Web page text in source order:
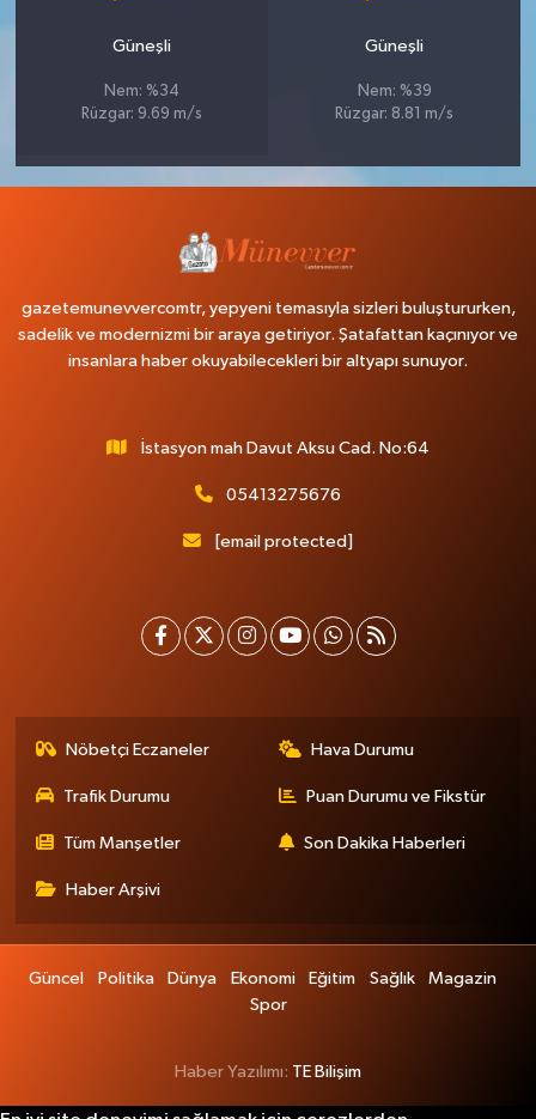
Güneşli
Nem: %34
Rüzgar: 9.69 m/s
Güneşli
Nem: %39
Rüzgar: 8.81 m/s
gazetemunevvercomtr, yepyeni temasıyla sizleri buluştururken,
sadelik ve modernizmi bir araya getiriyor. Şatafattan kaçınıyor ve
insanlara haber okuyabilecekleri bir altyapı sunuyor.
İstasyon mah Davut Aksu Cad. No:64
05413275676
[email protected]
Nöbetçi Eczaneler Hava Durumu
Trafik Durumu Puan Durumu ve Fikstür
Tüm Manşetler Son Dakika Haberleri
Haber Arşivi
Güncel Politika Dünya Ekonomi Eğitim Sağlık
Magazin
Spor
Haber Yazılımı: TE Bilişim